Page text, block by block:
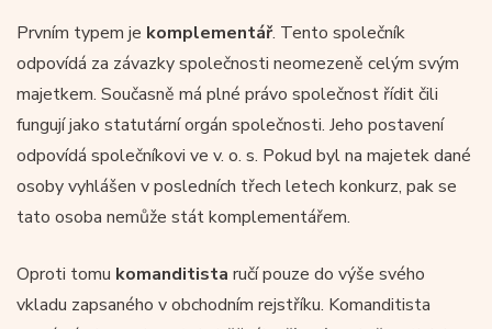
Prvním typem je komplementář. Tento společník
odpovídá za závazky společnosti neomezeně celým svým
majetkem. Současně má plné právo společnost řídit čili
fungují jako statutární orgán společnosti. Jeho postavení
odpovídá společníkovi ve v. o. s. Pokud byl na majetek dané
osoby vyhlášen v posledních třech letech konkurz, pak se
tato osoba nemůže stát komplementářem.
Oproti tomu komanditista ručí pouze do výše svého
vkladu zapsaného v obchodním rejstříku. Komanditista